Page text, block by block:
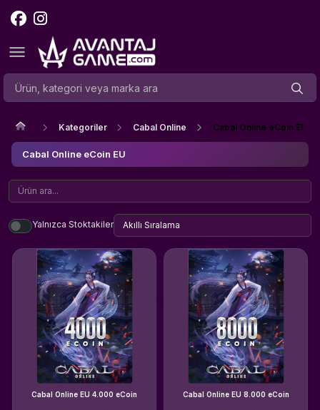
Kategoriler Cabal Online Cabal Online eCoin EU
Cabal Online eCoin EU
Yalnızca Stoktakiler
Cabal Online EU 4.000 eCoin Cabal Online EU 8.000 eCoin